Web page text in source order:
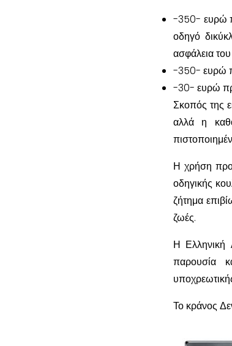
-350- ευρώ
οδηγό
ασφάλεια
-350- ευρώ
-30- ευρώ
Σκοπός της
αλλά η
Η χρήση
οδηγικής
ζήτημα
ζωές.
Η Ελληνική
παρουσία
Το κράνος